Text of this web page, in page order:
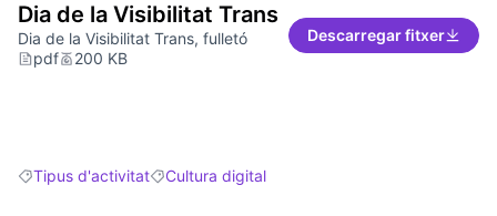
Dia de la Visibilitat Trans
Dia de la Visibilitat Trans, fulletó
pdf
200 KB
Descarregar fitxer
Resultats en filtrar per: Tipus d'activitat
Tipus d'activitatResultats en filtrar per: Cultura digital
Cultura digital